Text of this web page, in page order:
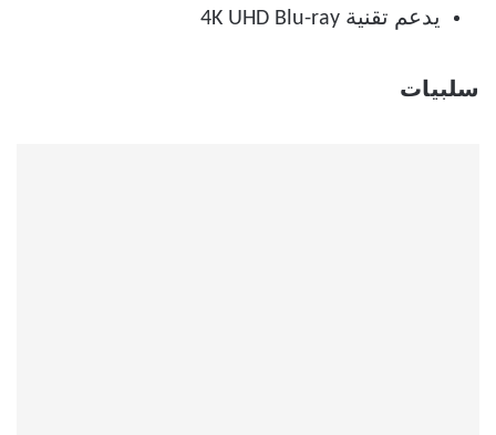
يدعم تقنية 4K UHD Blu-ray
سلبيات